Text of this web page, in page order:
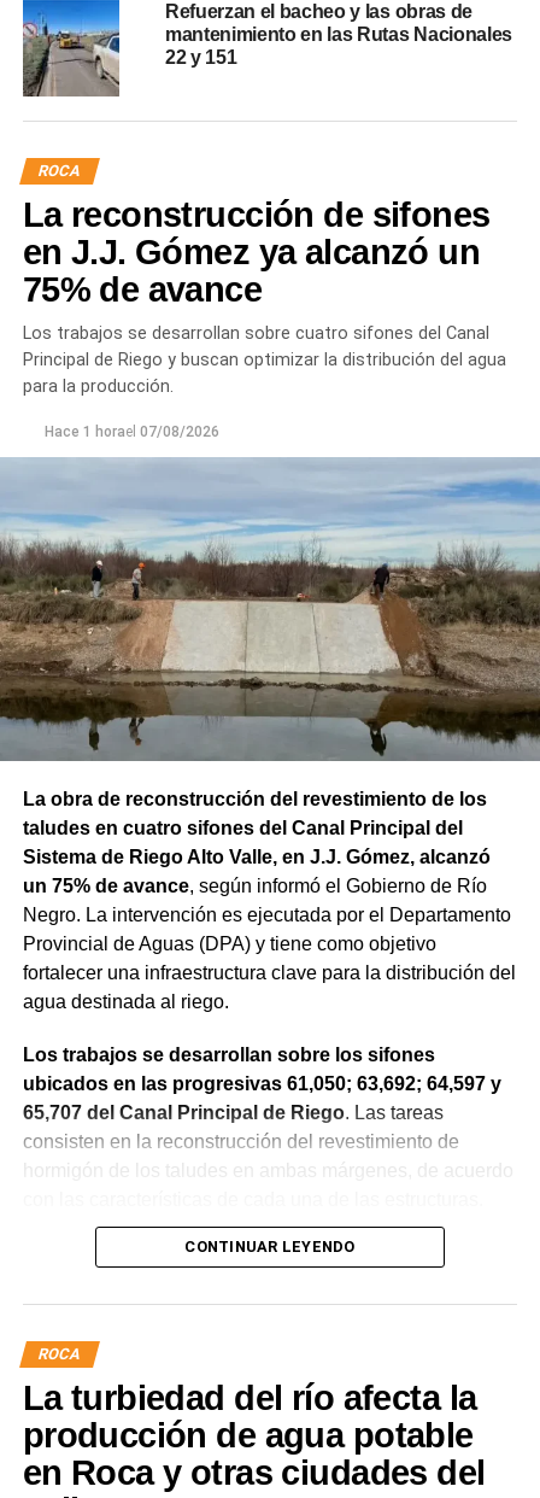
Refuerzan el bacheo y las obras de
mantenimiento en las Rutas Nacionales
22 y 151
ROCA
La reconstrucción de sifones
en J.J. Gómez ya alcanzó un
75% de avance
Los trabajos se desarrollan sobre cuatro sifones del Canal
Principal de Riego y buscan optimizar la distribución del agua
para la producción.
Hace 1 horael 07/08/2026
La obra de reconstrucción del revestimiento de los
taludes en cuatro sifones del Canal Principal del
Sistema de Riego Alto Valle, en J.J. Gómez, alcanzó
un 75% de avance, según informó el Gobierno de Río
Negro. La intervención es ejecutada por el Departamento
Provincial de Aguas (DPA) y tiene como objetivo
fortalecer una infraestructura clave para la distribución del
agua destinada al riego.
Los trabajos se desarrollan sobre los sifones
ubicados en las progresivas 61,050; 63,692; 64,597 y
65,707 del Canal Principal de Riego. Las tareas
consisten en la reconstrucción del revestimiento de
hormigón de los taludes en ambas márgenes, de acuerdo
La obra incluye la demolición de losas deterioradas, la
requieren, la ejecución de un nuevo revestimiento de
hormigón reforzado con malla de acero y el sellado de
juntas para mejorar la durabilidad de la infraestructura.
Desde el DPA destacaron que esta intervención forma
parte del plan de mantenimiento y renovación de la
infraestructura hídrica provincial, con el propósito de
CONTINUAR LEYENDO
ROCA
La turbiedad del río afecta la
producción de agua potable
en Roca y otras ciudades del